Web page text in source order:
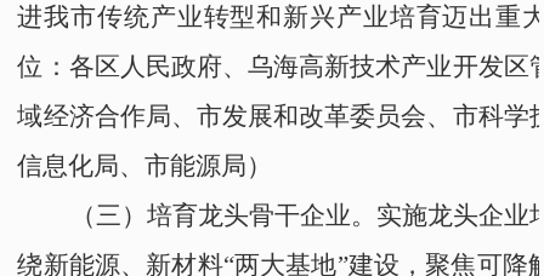
进我市传统产业转型和新兴产业培育迈出重
位： 各区人民政府、乌海高新技术产业开发区
域经济合作局、 市发展和改革委员会、 市科学
信息化局、市能源局）
（三）培育龙头骨干企业。实施龙头企业
绕新能源、新材料“两大基地”建设，聚焦可降